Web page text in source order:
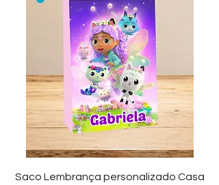
Saco Lembrança personalizado Casa